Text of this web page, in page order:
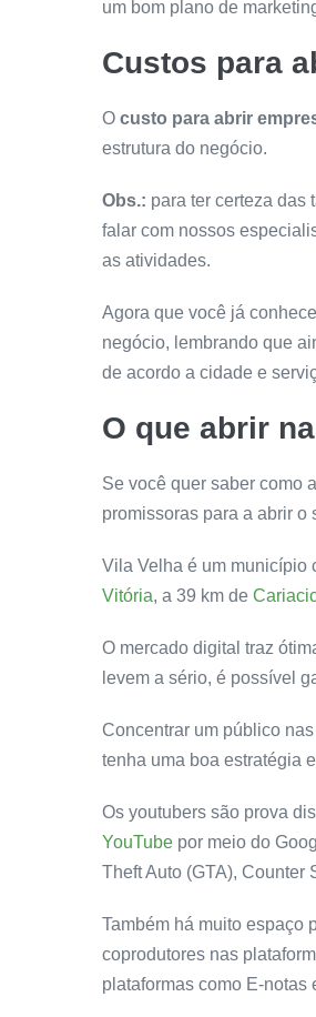
um bom plano de
Custos para
O custo para abrir
estrutura do negócio.
Obs.: para ter certeza das
falar com nossos
as atividades.
Agora que você já
negócio, lembrando que
de acordo a cidade e
O que abrir
Se você quer saber como
promissoras para a abrir o
Vila Velha é um município
Vitória, a 39 km de
O mercado digital traz
levem a sério, é possível
Concentrar um público
tenha uma boa estratégia
Os youtubers são prova
YouTube por meio do
Theft Auto (GTA), Counter
Também há muito espaço
coprodutores nas
plataformas como E-notas